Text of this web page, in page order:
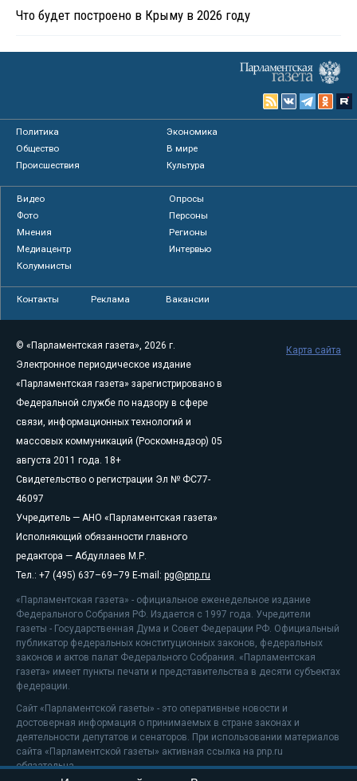
Что будет построено в Крыму в 2026 году
Политика
Экономика
Общество
В мире
Происшествия
Культура
Видео
Опросы
Фото
Персоны
Мнения
Регионы
Медиацентр
Интервью
Колумнисты
Контакты Реклама Вакансии
© «Парламентская газета», 2026 г.
Электронное периодическое издание
«Парламентская газета» зарегистрировано в
Федеральной службе по надзору в сфере
связи, информационных технологий и
массовых коммуникаций (Роскомнадзор) 05
августа 2011 года. 18+
Свидетельство о регистрации Эл № ФС77-
46097
Учредитель — АНО «Парламентская газета»
Исполняющий обязанности главного
редактора — Абдуллаев М.Р.
Тел.: +7 (495) 637–69–79 E-mail: pg@pnp.ru
«Парламентская газета» - официальное еженедельное издание
Федерального Собрания РФ. Издается с 1997 года. Учредители
газеты - Государственная Дума и Совет Федерации РФ. Официальный
публикатор федеральных конституционных законов, федеральных
законов и актов палат Федерального Собрания. «Парламентская
газета» имеет пункты печати и представительства в десяти субъектах
федерации.
Сайт «Парламентской газеты» - это оперативные новости и
достоверная информация о принимаемых в стране законах и
деятельности депутатов и сенаторов. При использовании материалов
сайта «Парламентской газеты» активная ссылка на pnp.ru
обязательна.
Карта сайта